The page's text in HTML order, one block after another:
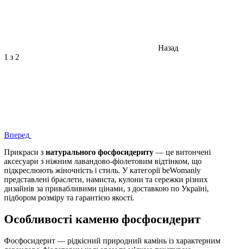
Назад
1 з 2
Вперед
Прикраси з натурального фосфосидериту — це витончені
аксесуари з ніжним лавандово-фіолетовим відтінком, що
підкреслюють жіночність і стиль. У категорії beWomanly
представлені браслети, намиста, кулони та сережки різних
дизайнів за привабливими цінами, з доставкою по Україні,
підбором розміру та гарантією якості.
Особливості каменю фосфосидерит
Фосфосидерит — рідкісний природний камінь із характерним